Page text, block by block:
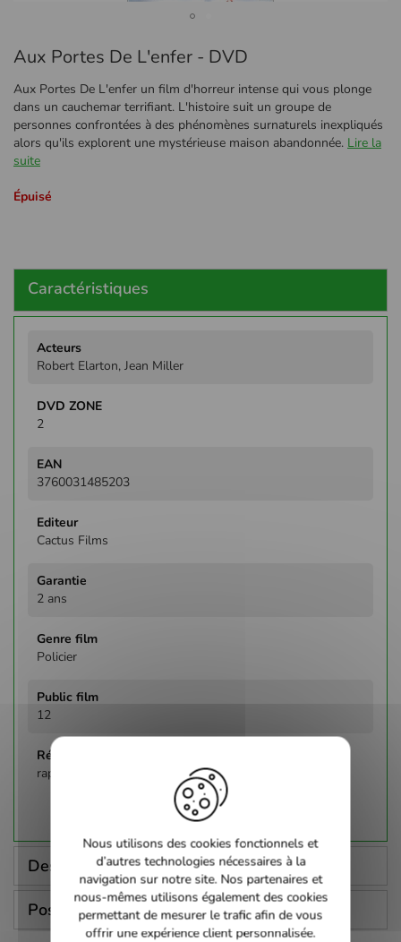
au
de
la
Galerie
d’images
Aux Portes De L'enfer - DVD
Aux Portes De L'enfer un film d'horreur intense qui vous plonge
dans un cauchemar terrifiant. L'histoire suit un groupe de
personnes confrontées à des phénomènes surnaturels inexpliqués
alors qu'ils explorent une mystérieuse maison abandonnée. Lire la
suite
Épuisé
Caractéristiques
d'infos
Robert Elarton, Jean Miller
2
3760031485203
Cactus Films
2 ans
Policier
12
raphael nussbaum
Description
Poser une question
Nous utilisons des cookies fonctionnels et
d’autres technologies nécessaires à la
navigation sur notre site. Nos partenaires et
nous-mêmes utilisons également des cookies
permettant de mesurer le trafic afin de vous
offrir une expérience client personnalisée.